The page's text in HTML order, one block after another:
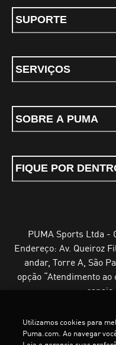
SUPORTE
SERVIÇOS
SOBRE A PUMA
FIQUE POR
PUMA Sports Ltda -
Endereço: Av. Queiroz
andar, Torre A, São
opção “Atendimento
Utilizamos cookies para
Puma.com. Ao navegar